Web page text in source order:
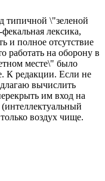
\"зеленой
лексика,
и полное отсутствие
работать на оборону в
месте\" было
К редакции. Если не
вычислить
им вход на
воздух чище.